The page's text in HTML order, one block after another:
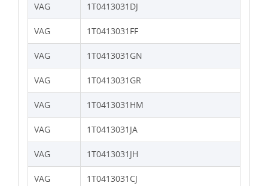
VAG 1T0413031DJ
VAG 1T0413031FF
VAG 1T0413031GN
VAG 1T0413031GR
VAG 1T0413031HM
VAG 1T0413031JA
VAG 1T0413031JH
VAG 1T0413031CJ